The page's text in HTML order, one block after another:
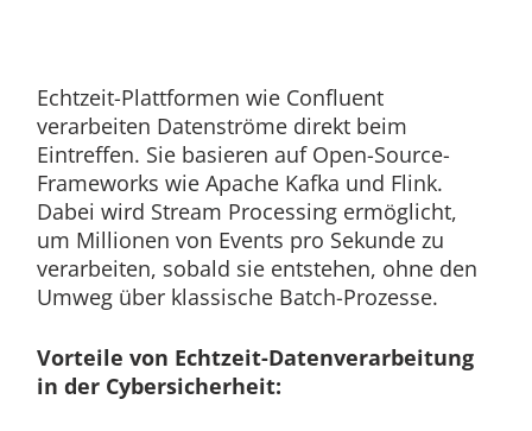
Echtzeit-Plattformen wie Confluent
verarbeiten Datenströme direkt beim
Eintreffen. Sie basieren auf Open-Source-
Frameworks wie Apache Kafka und Flink.
Dabei wird Stream Processing ermöglicht,
um Millionen von Events pro Sekunde zu
verarbeiten, sobald sie entstehen, ohne den
Umweg über klassische Batch-Prozesse.
Vorteile von Echtzeit-Datenverarbeitung
in der Cybersicherheit: